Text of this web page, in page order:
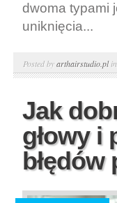
dwoma typami
uniknięcia...
Posted byarthairstudio.plin
Jak
głowy i